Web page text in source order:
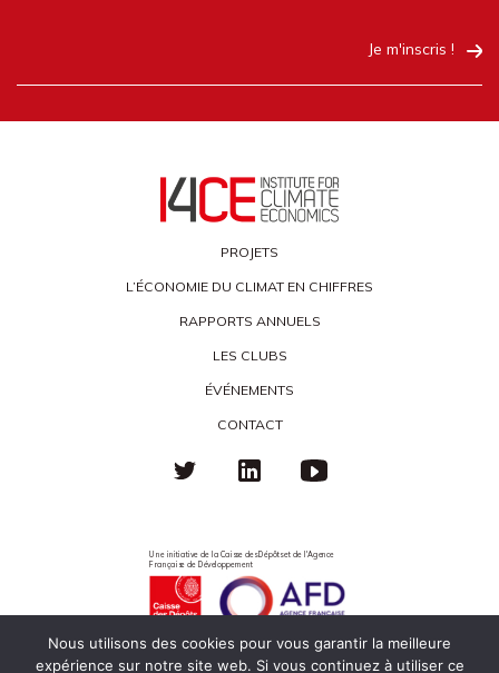
Je m'inscris !
PROJETS
L’ÉCONOMIE DU CLIMAT EN CHIFFRES
RAPPORTS ANNUELS
LES CLUBS
ÉVÉNEMENTS
CONTACT
Politique de confidentialité Mentions légales
Une initiative de la Caisse des Dépôts et de l'Agence
Française de Développement
Nous utilisons des cookies pour vous garantir la meilleure
expérience sur notre site web. Si vous continuez à utiliser ce